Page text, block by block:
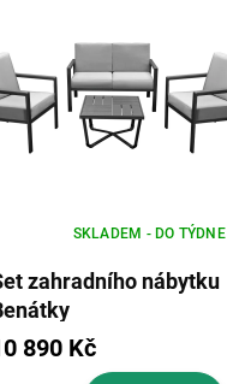
zahradního nábytku
SKLADEM - DO TÝDNE
890 Kč